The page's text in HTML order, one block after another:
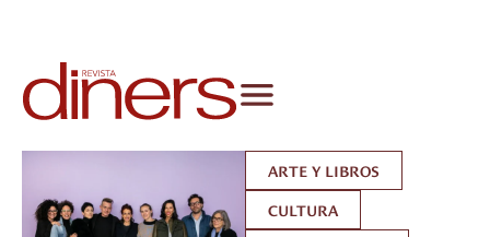
ARTE Y LIBROS
CULTURA